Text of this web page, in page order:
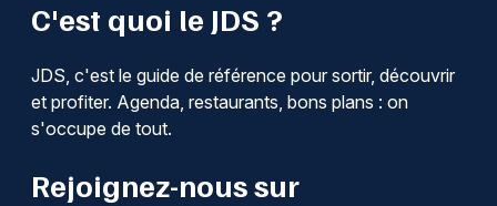
C'est quoi le JDS ?
JDS, c'est le guide de référence pour sortir, découvrir
et profiter. Agenda, restaurants, bons plans : on
s'occupe de tout.
Rejoignez-nous sur